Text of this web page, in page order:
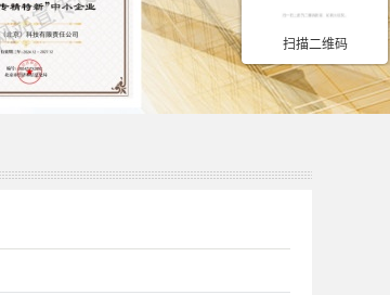
创新型中小企业
扫描二维码